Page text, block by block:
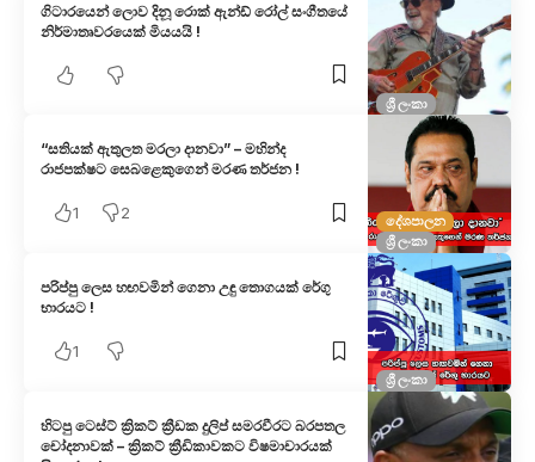
ශ්‍රී ලංකා
ගිටාරයෙන් ලොව දිනූ රොක් ඇන්ඩ් රෝල් සංගීතයේ
නිර්මාතෘවරයෙක් මියයයි !
දේශපාලන
ශ්‍රී ලංකා
“සතියක් ඇතුලත මරලා දානවා” – මහින්ද
රාජපක්ෂට සෙබළෙකුගෙන් මරණ තර්ජන !
1 2
ශ්‍රී ලංකා
පරිප්පු ලෙස හඟවමින් ගෙනා උඳු තොගයක් රේගු
භාරයට !
1
හිටපු ටෙස්ට් ක්‍රිකට් ක්‍රීඩක දුලිප් සමරවීරට බරපතල
චෝදනාවක් – ක්‍රිකට් ක්‍රීඩිකාවකට විෂමාචාරයක්